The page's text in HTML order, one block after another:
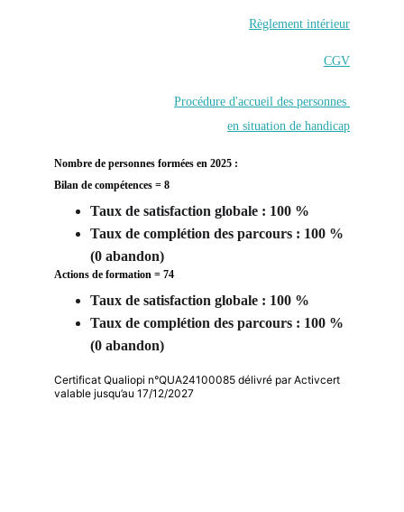
Règlement intérieur
CGV
Procédure d'accueil des personnes
en situation de handicap
Nombre de personnes formées en 2025 :
Bilan de compétences = 8
Taux de satisfaction globale : 100 %
Taux de complétion des parcours : 100 %
(0 abandon)
Actions de formation = 74
Taux de satisfaction globale : 100 %
Taux de complétion des parcours : 100 %
(0 abandon)
Certificat Qualiopi n°QUA24100085 délivré par Activcert
valable jusqu’au 17/12/2027